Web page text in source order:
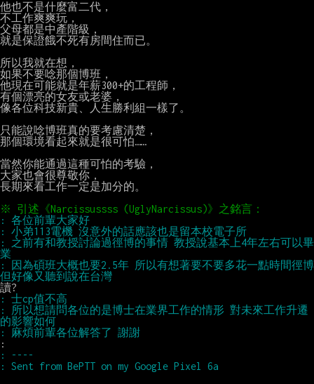
他也不是什麼富二代，
不工作爽爽玩，
父母都是中產階級，
就是保證餓不死有房間住而已。
所以我就在想，
如果不要唸那個博班，
他現在可能就是年薪300+的工程師，
有個漂亮的女友或老婆，
像各位科技新貴、人生勝利組一樣了。
只能說唸博班真的要考慮清楚，
那個環境看起來就是很可怕……
當然你能通過這種可怕的考驗，
大家也會很尊敬你，
長期來看工作一定是加分的。
: 之前有和教授討論過徑博的事情 教授說基本上4年左右可以畢
: 因為碩班大概也要2.5年 所以有想著要不要多花一點時間徑博
: 所以想請問各位的是博士在業界工作的情形 對未來工作升遷